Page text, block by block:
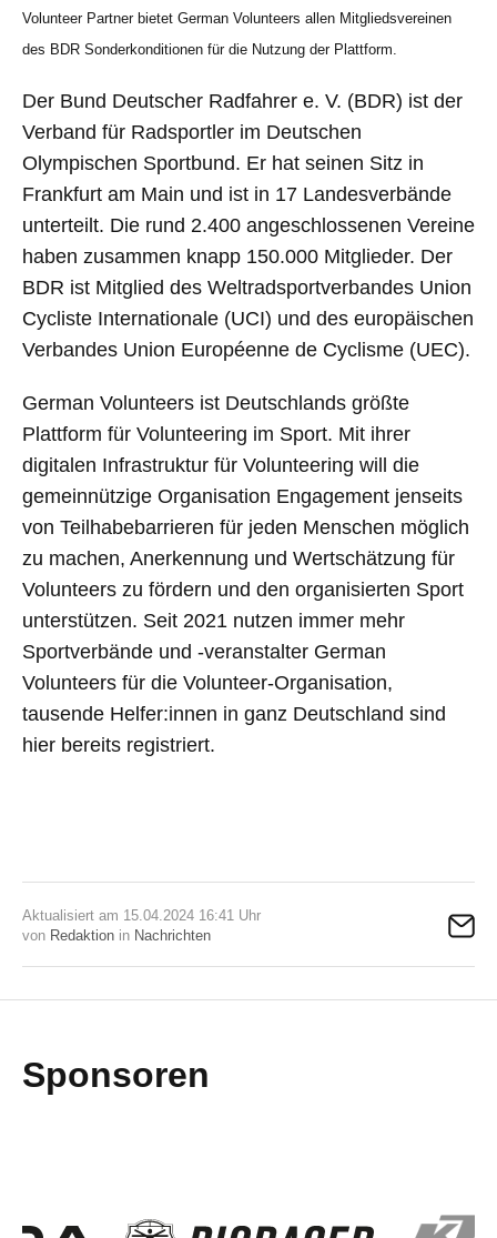
Volunteer Partner bietet German Volunteers allen Mitgliedsvereinen
des BDR Sonderkonditionen für die Nutzung der Plattform.
Der Bund Deutscher Radfahrer e. V. (BDR) ist der
Verband für Radsportler im Deutschen
Olympischen Sportbund. Er hat seinen Sitz in
Frankfurt am Main und ist in 17 Landesverbände
unterteilt. Die rund 2.400 angeschlossenen Vereine
haben zusammen knapp 150.000 Mitglieder. Der
BDR ist Mitglied des Weltradsportverbandes Union
Cycliste Internationale (UCI) und des europäischen
Verbandes Union Européenne de Cyclisme (UEC).
German Volunteers ist Deutschlands größte
Plattform für Volunteering im Sport. Mit ihrer
digitalen Infrastruktur für Volunteering will die
gemeinnützige Organisation Engagement jenseits
von Teilhabebarrieren für jeden Menschen möglich
zu machen, Anerkennung und Wertschätzung für
Volunteers zu fördern und den organisierten Sport
unterstützen. Seit 2021 nutzen immer mehr
Sportverbände und -veranstalter German
Volunteers für die Volunteer-Organisation,
tausende Helfer:innen in ganz Deutschland sind
hier bereits registriert.
Aktualisiert am 15.04.2024 16:41 Uhr
von Redaktion in Nachrichten
Sponsoren